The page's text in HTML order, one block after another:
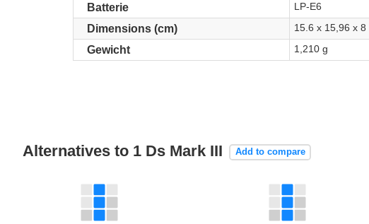
Batterie LP-E6
Dimensions (cm) 15.6 x 15,96 x 8
Gewicht 1,210 g
Alternatives to 1 Ds Mark III Add to compare